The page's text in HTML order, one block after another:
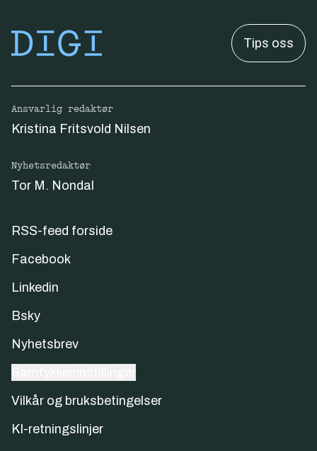
Tips oss
Ansvarlig redaktør
Kristina Fritsvold Nilsen
Nyhetsredaktør
Tor M. Nondal
RSS-feed forside
Facebook
Linkedin
Bsky
Nyhetsbrev
Vilkår og bruksbetingelser
KI-retningslinjer